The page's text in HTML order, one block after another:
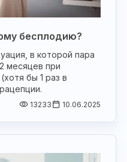
бесплодию?
в которой пара
месяцев при
бы 1 раз в
13233 10.06.2025